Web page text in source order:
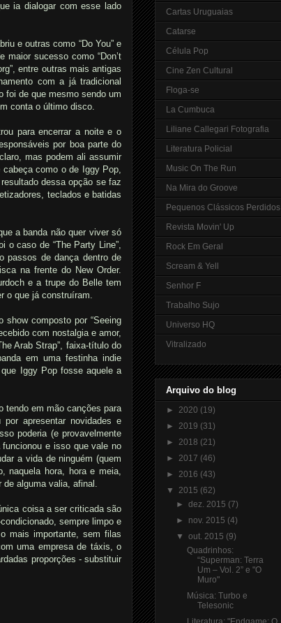
ia dialogar com esse lado
e outras como “Do You” e
maior sucesso como “Don’t
entre outras mais antigas
com a já tradicional
foi de que mesmo sendo um
conta o último disco.
para encerrar a noite e o
por boa parte do
mas podem ali assumir
como o de Iggy Pop,
dessa opção se faz
teclados e batidas
a banda não quer viver só
o caso de “The Party Line”,
passos de dança dentro de
na frente do New Order.
e a trupe do Belle tem
o que já construíram.
show composto por “Seeing
com nostalgia e amor,
Arab Strap”, faixa-título do
em uma festinha indie
Iggy Pop fosse aquele a
tendo em mão canções para
apresentar novidades e
poderia (e provavelmente
e isso que vale no
a vida de ninguém (quem
naquela hora, hora e meia,
alguma valia, afinal.
coisa a ser criticada são
sempre limpo e
mais importante, sem filas
uma empresa de táxis, o
proporções - substituir
Cartas Uruguaias
Catarse
Célula Pop
Cine Zen Cultural
Floga-se
La Cumbuca
Liliane Callegari Fotografia
Literatura Policial
Music On The Run
Na Mira do Groove
Pequenos Clássicos Perdidos
Revista Movin' Up
Rock Em Geral
Scream & Yell
Senhor F
Trabalho Sujo
Universo HQ
Vitralizado
Arquivo do blog
► 2020 (19)
► 2019 (31)
► 2018 (21)
► 2017 (46)
► 2016 (43)
▼ 2015 (62)
►dez. 2015 (7)
► nov. 2015 (4)
▼out. 2015 (9)
Quadrinhos:
“Superman: Terra
Um – Vol. 2” e "O
Muro"
Música: Turbo e
Telesonic